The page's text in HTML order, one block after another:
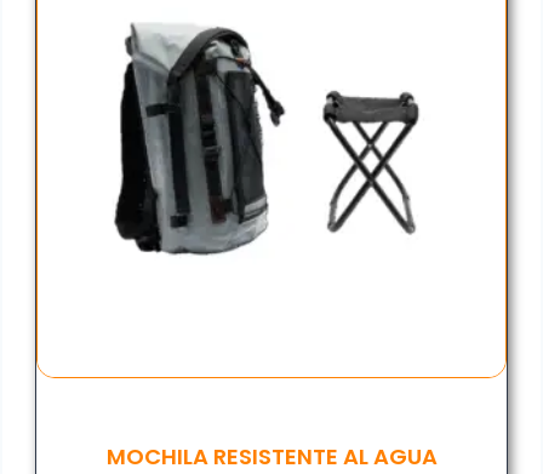
MOCHILA RESISTENTE AL AGUA